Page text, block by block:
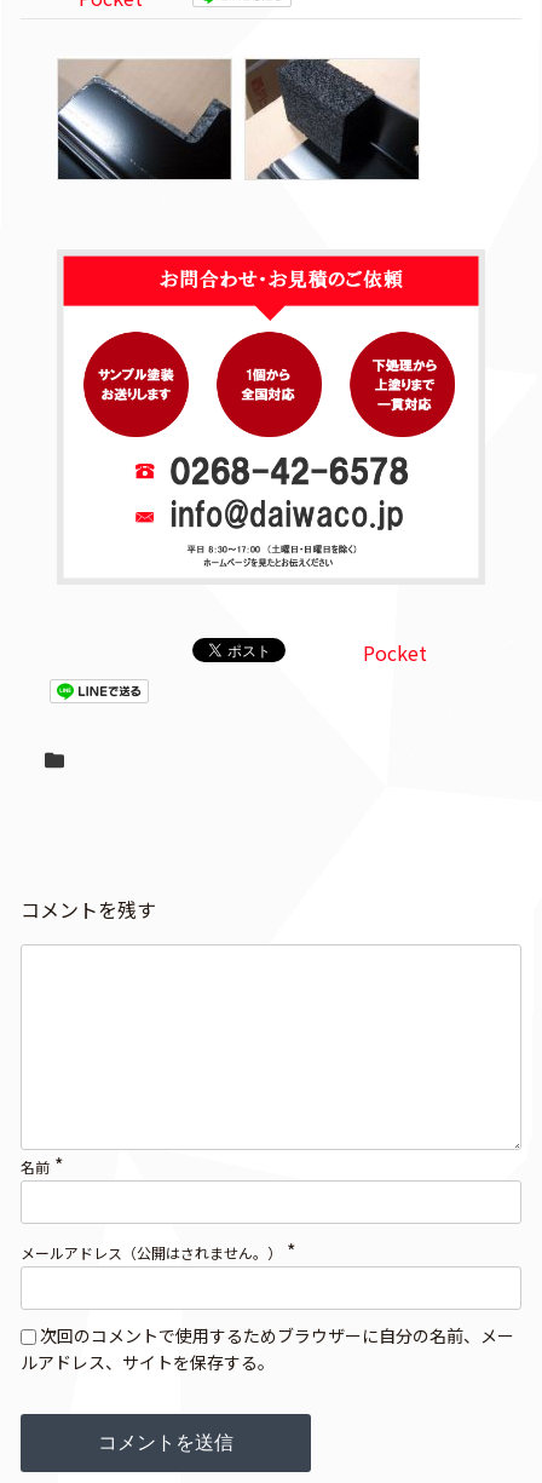
Pocket
コメントを残す
名前 *
メールアドレス（公開はされません。） *
次回のコメントで使用するためブラウザーに自分の名前、メー
ルアドレス、サイトを保存する。